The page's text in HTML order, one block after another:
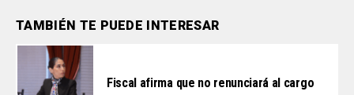
TAMBIÉN TE PUEDE INTERESAR
Fiscal afirma que no renunciará al cargo